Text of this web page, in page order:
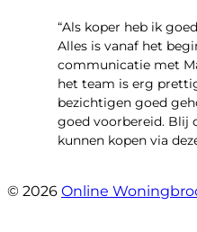
“Als koper heb ik
Alles is vanaf het
communicatie met
het team is erg
bezichtigen goed
goed voorbereid. Blij
kunnen kopen via
© 2026 Online